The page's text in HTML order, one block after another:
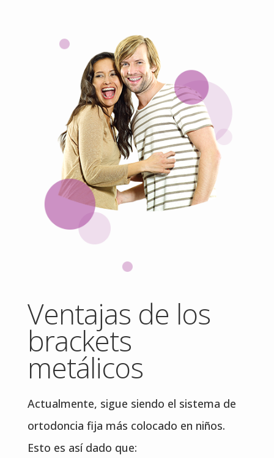
Ventajas de los
brackets
metálicos
Actualmente, sigue siendo el sistema de
ortodoncia fija más colocado en niños.
Esto es así dado que: